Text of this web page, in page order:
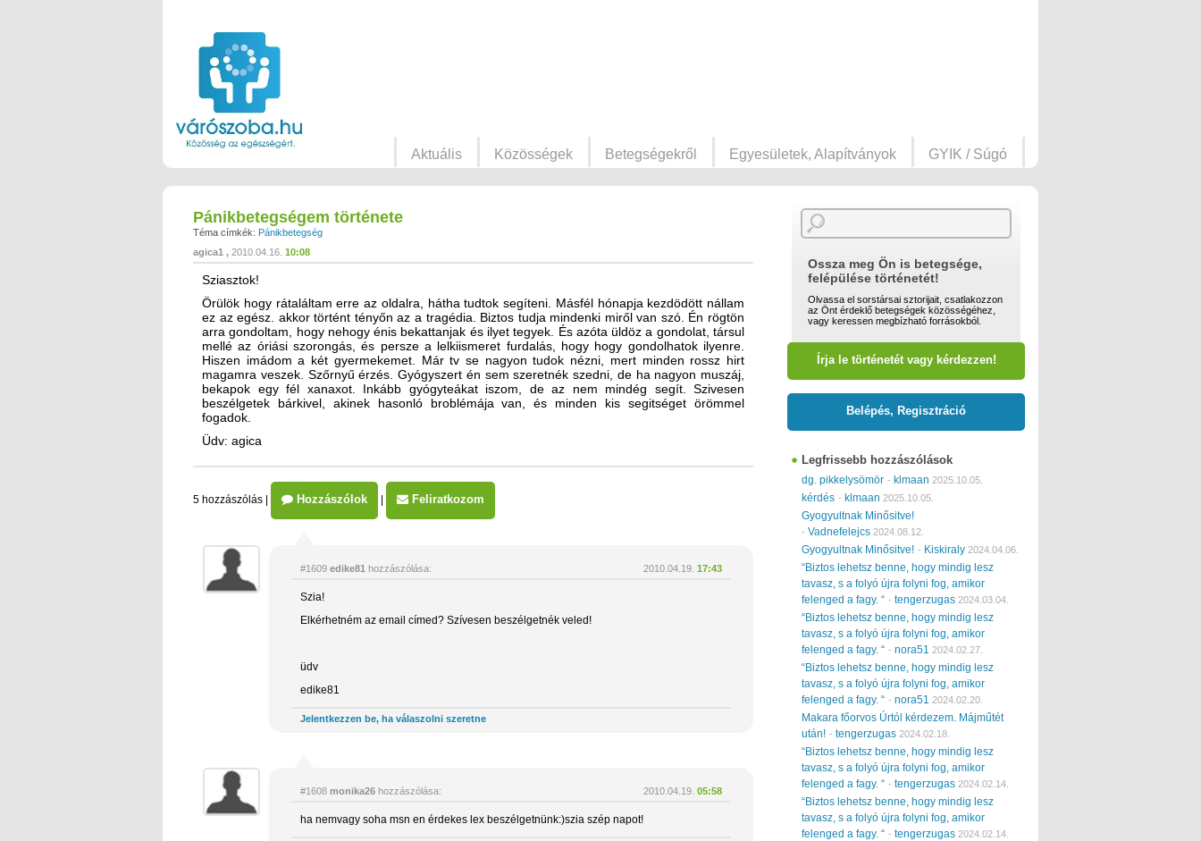
Aktuális Közösségek Betegségekről Egyesületek, Alapítványok GYIK / Súgó
Pánikbetegségem története
Téma címkék: Pánikbetegség
agica1
2010.04.16. 10:08
Sziasztok!
Örülök hogy rátaláltam erre az oldalra, hátha tudtok segíteni. Másfél hónapja kezdödött nállam
ez az egész. akkor történt tényőn az a tragédia. Biztos tudja mindenki miről van szó. Én rögtön
arra gondoltam, hogy nehogy énis bekattanjak és ilyet tegyek. És azóta üldöz a gondolat, társul
mellé az óriási szorongás, és persze a lelkiismeret furdalás, hogy hogy gondolhatok ilyenre.
Hiszen imádom a két gyermekemet. Már tv se nagyon tudok nézni, mert minden rossz hirt
magamra veszek. Szőrnyű érzés. Gyógyszert én sem szeretnék szedni, de ha nagyon muszáj,
bekapok egy fél xanaxot. Inkább gyógyteákat iszom, de az nem mindég segít. Szivesen
beszélgetek bárkivel, akinek hasonló broblémája van, és minden kis segitséget örömmel
fogadok.
Üdv: agica
5 hozzászólás | Hozzászólok | Feliratkozom
#1609 edike81 hozzászólása: 2010.04.19. 17:43
Szia!
Elkérhetném az email címed? Szívesen beszélgetnék veled!
üdv
edike81
Jelentkezzen be, ha válaszolni szeretne
#1608 monika26 hozzászólása: 2010.04.19. 05:58
ha nemvagy soha msn en érdekes lex beszélgetnünk:)szia szép napot!
Ossza meg Ön is betegsége,
felépülése történetét!
Olvassa el sorstársai sztorijait, csatlakozzon
az Önt érdeklő betegségek közösségéhez,
vagy keressen megbízható forrásokból.
Írja le történetét vagy kérdezzen!
Belépés, Regisztráció
Legfrissebb hozzászólások
dg. pikkelysömör - klmaan 2025.10.05.
kérdés - klmaan 2025.10.05.
Gyogyultnak Minősitve!
- Vadnefelejcs 2024.08.12.
Gyogyultnak Minősitve! - Kiskiraly 2024.04.06.
“Biztos lehetsz benne, hogy mindig lesz
tavasz, s a folyó újra folyni fog, amikor
felenged a fagy. “ - tengerzugas 2024.03.04.
“Biztos lehetsz benne, hogy mindig lesz
tavasz, s a folyó újra folyni fog, amikor
felenged a fagy. “ - nora51 2024.02.27.
“Biztos lehetsz benne, hogy mindig lesz
tavasz, s a folyó újra folyni fog, amikor
felenged a fagy. “ - nora51 2024.02.20.
Makara főorvos Úrtól kérdezem. Májműtét
után! - tengerzugas 2024.02.18.
“Biztos lehetsz benne, hogy mindig lesz
tavasz, s a folyó újra folyni fog, amikor
felenged a fagy. “ - tengerzugas 2024.02.14.
“Biztos lehetsz benne, hogy mindig lesz
tavasz, s a folyó újra folyni fog, amikor
felenged a fagy. “ - tengerzugas 2024.02.14.